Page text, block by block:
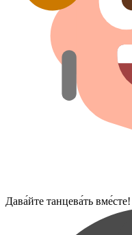
Дава́йте танцева́ть вме́сте!